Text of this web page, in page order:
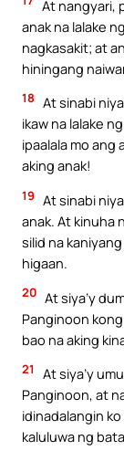
At nangyari,
anak na lalake
nagkasakit; at
hiningang
18 At sinabi
ikaw na lalake
ipaalala mo ang
aking anak!
19 At sinabi
anak. At kinuha
silid na
higaan.
20 At siya’y
Panginoon
bao na aking
21
At siya’y
Panginoon, at
idinadalangin
kaluluwa ng